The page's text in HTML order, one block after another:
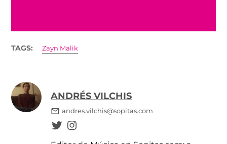
TAGS: Zayn Malik
ANDRÉS VILCHIS
andres.vilchis@sopitas.com